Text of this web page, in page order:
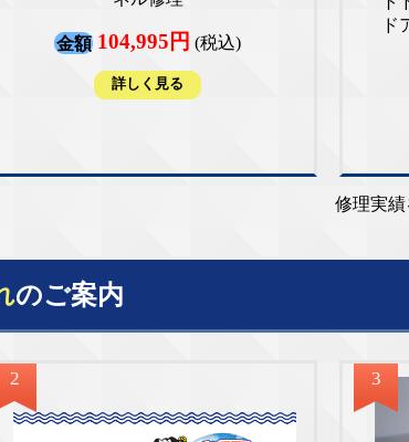
金額 104,995円 (税込)
詳しく見る
ド
修理実
のご案内
2 3